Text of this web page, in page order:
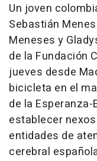
Un joven
Sebastián
Meneses y
de la Fundación
jueves desde
bicicleta en el
de la
establecer
entidades de
cerebral